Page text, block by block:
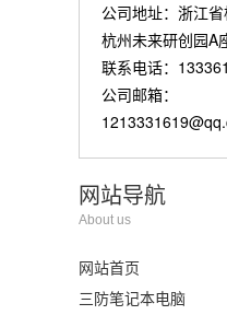
公司地址：浙江
杭州未来研创园A
联系电话：
公司邮箱：
网站导航
About us
网站首页
三防笔记本电脑